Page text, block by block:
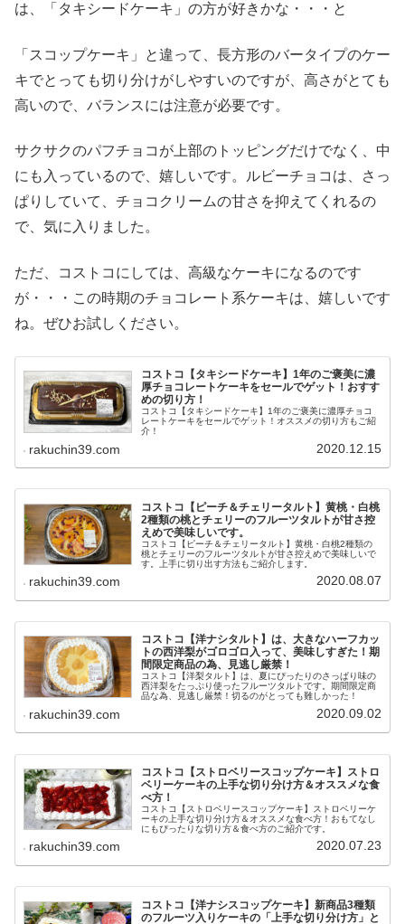
は、「タキシードケーキ」の方が好きかな・・・と
「スコップケーキ」と違って、長方形のバータイプのケー
キでとっても切り分けがしやすいのですが、高さがとても
高いので、バランスには注意が必要です。
サクサクのパフチョコが上部のトッピングだけでなく、中
にも入っているので、嬉しいです。ルビーチョコは、さっ
ぱりしていて、チョコクリームの甘さを抑えてくれるの
で、気に入りました。
ただ、コストコにしては、高級なケーキになるのです
が・・・この時期のチョコレート系ケーキは、嬉しいです
ね。ぜひお試しください。
コストコ【タキシードケーキ】1年のご褒美に濃
厚チョコレートケーキをセールでゲット！おすす
めの切り方！
コストコ【タキシードケーキ】1年のご褒美に濃厚チョコ
レートケーキをセールでゲット！オススメの切り方もご紹
介！
rakuchin39.com 2020.12.15
コストコ【ピーチ＆チェリータルト】黄桃・白桃
2種類の桃とチェリーのフルーツタルトが甘さ控
えめで美味しいです。
コストコ【ピーチ＆チェリータルト】黄桃・白桃2種類の
桃とチェリーのフルーツタルトが甘さ控えめで美味しいで
す。上手に切り出す方法もご紹介します。
rakuchin39.com 2020.08.07
コストコ【洋ナシタルト】は、大きなハーフカッ
トの西洋梨がゴロゴロ入って、美味しすぎた！期
間限定商品の為、見逃し厳禁！
コストコ【洋梨タルト】は、夏にぴったりのさっぱり味の
西洋梨をたっぷり使ったフルーツタルトです。期間限定商
品な為、見逃し厳禁！切るのがとっても難しかった！
rakuchin39.com 2020.09.02
コストコ【ストロベリースコップケーキ】ストロ
ベリーケーキの上手な切り分け方＆オススメな食
べ方！
コストコ【ストロベリースコップケーキ】ストロベリーケ
ーキの上手な切り分け方＆オススメな食べ方！おもてなし
にもぴったりな切り方＆食べ方のご紹介です。
rakuchin39.com 2020.07.23
コストコ【洋ナシスコップケーキ】新商品3種類
のフルーツ入りケーキの「上手な切り分け方」と